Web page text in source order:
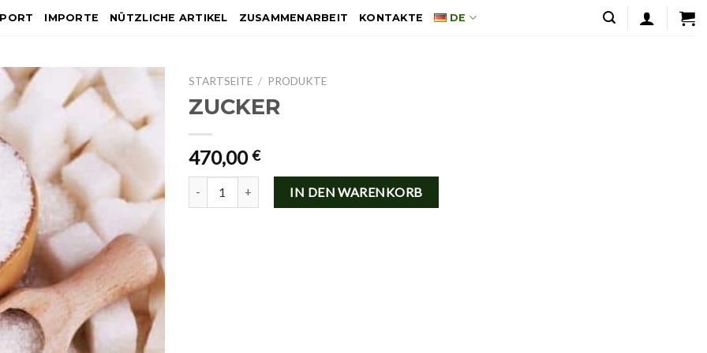
IMPORTE NÜTZLICHE ARTIKEL ZUSAMMENARBEIT KONTAKTE DE
STARTSEITE / PRODUKTE
ZUCKER
470,00€
IN DEN WARENKORB